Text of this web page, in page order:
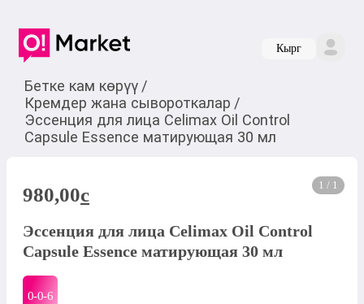
Кырг
Бетке кам көрүү /
Кремдер жана сывороткалар /
Эссенция для лица Celimax Oil Control
Capsule Essence матирующая 30 мл
1 / 1
980,00c
Эссенция для лица Celimax Oil Control
Capsule Essence матирующая 30 мл
0-0-6